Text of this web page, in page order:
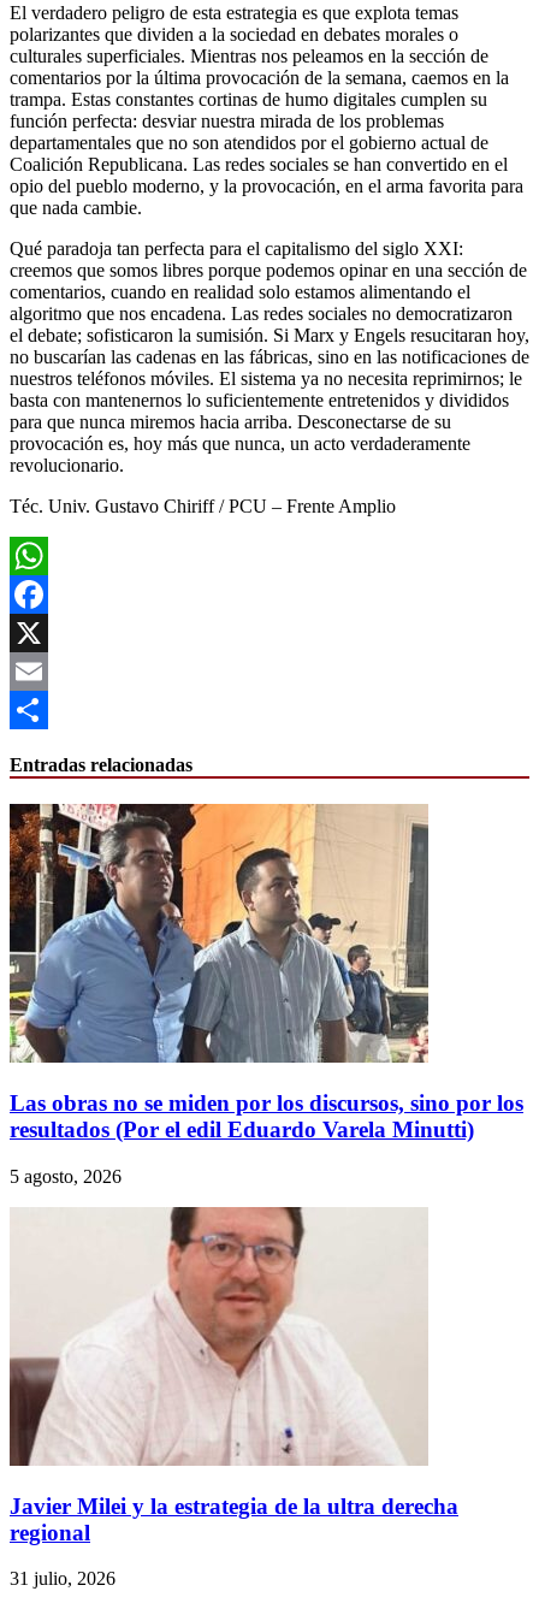
El verdadero peligro de esta estrategia es que explota temas
polarizantes que dividen a la sociedad en debates morales o
culturales superficiales. Mientras nos peleamos en la sección de
comentarios por la última provocación de la semana, caemos en la
trampa. Estas constantes cortinas de humo digitales cumplen su
función perfecta: desviar nuestra mirada de los problemas
departamentales que no son atendidos por el gobierno actual de
Coalición Republicana. Las redes sociales se han convertido en el
opio del pueblo moderno, y la provocación, en el arma favorita para
que nada cambie.
Qué paradoja tan perfecta para el capitalismo del siglo XXI:
creemos que somos libres porque podemos opinar en una sección de
comentarios, cuando en realidad solo estamos alimentando el
algoritmo que nos encadena. Las redes sociales no democratizaron
el debate; sofisticaron la sumisión. Si Marx y Engels resucitaran hoy,
no buscarían las cadenas en las fábricas, sino en las notificaciones de
nuestros teléfonos móviles. El sistema ya no necesita reprimirnos; le
basta con mantenernos lo suficientemente entretenidos y divididos
para que nunca miremos hacia arriba. Desconectarse de su
provocación es, hoy más que nunca, un acto verdaderamente
revolucionario.
Téc. Univ. Gustavo Chiriff / PCU – Frente Amplio
WhatsApp
Facebook
X
Email
Entradas relacionadas
Las obras no se miden por los discursos, sino por los
resultados (Por el edil Eduardo Varela Minutti)
5 agosto, 2026
Javier Milei y la estrategia de la ultra derecha
regional
31 julio, 2026